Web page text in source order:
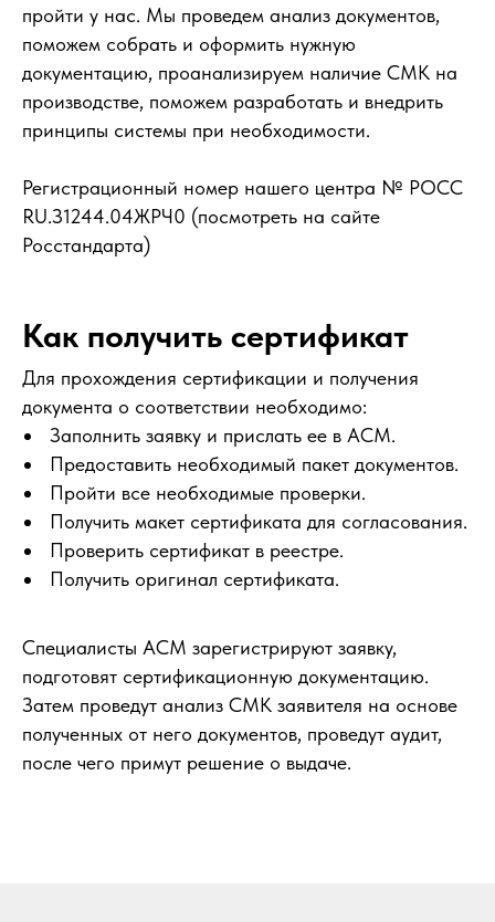
пройти у нас. Мы проведем анализ документов,
поможем собрать и оформить нужную
документацию, проанализируем наличие СМК на
производстве, поможем разработать и внедрить
принципы системы при необходимости.
Регистрационный номер нашего центра № РОСС
RU.З1244.04ЖРЧ0 (посмотреть на сайте
Росстандарта)
Как получить сертификат
Для прохождения сертификации и получения
документа о соответствии необходимо:
Заполнить заявку и прислать ее в АСМ.
Предоставить необходимый пакет документов.
Пройти все необходимые проверки.
Получить макет сертификата для согласования.
Проверить сертификат в реестре.
Получить оригинал сертификата.
Специалисты АСМ зарегистрируют заявку,
подготовят сертификационную документацию.
Затем проведут анализ СМК заявителя на основе
полученных от него документов, проведут аудит,
после чего примут решение о выдаче.